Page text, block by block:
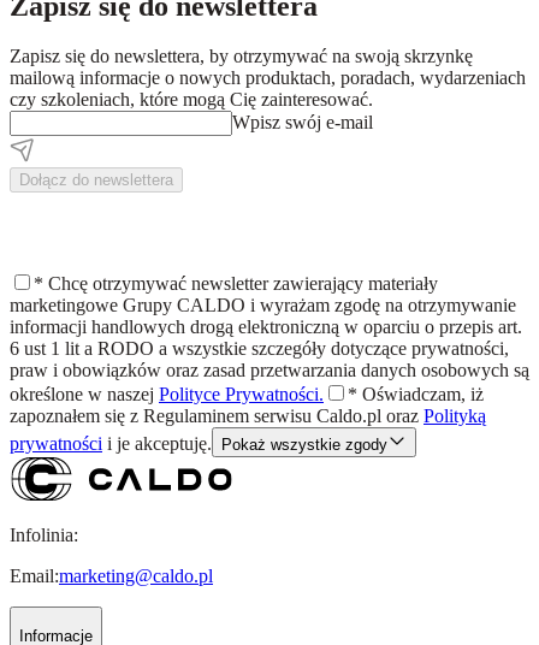
Zapisz się do newslettera, by otrzymywać na swoją skrzynkę
mailową informacje o nowych produktach, poradach, wydarzeniach
czy szkoleniach, które mogą Cię zainteresować.
Wpisz swój e-mail
Dołącz do newslettera
* Chcę otrzymywać newsletter zawierający materiały
marketingowe Grupy CALDO i wyrażam zgodę na otrzymywanie
informacji handlowych drogą elektroniczną w oparciu o przepis art.
6 ust 1 lit a RODO a wszystkie szczegóły dotyczące prywatności,
praw i obowiązków oraz zasad przetwarzania danych osobowych są
określone w naszej Polityce Prywatności. * Oświadczam, iż
zapoznałem się z Regulaminem serwisu Caldo.pl oraz Polityką
prywatności i je akceptuję. Pokaż wszystkie zgody
Infolinia:
Email:marketing@caldo.pl
Informacje